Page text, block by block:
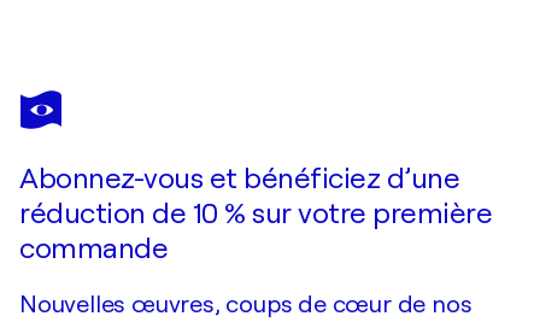
ALAIN
CHURLAUD
Je passe commande
Abonnez-vous et bénéficiez d’une
réduction de 10 % sur votre première
commande
Nouvelles œuvres, coups de cœur de nos